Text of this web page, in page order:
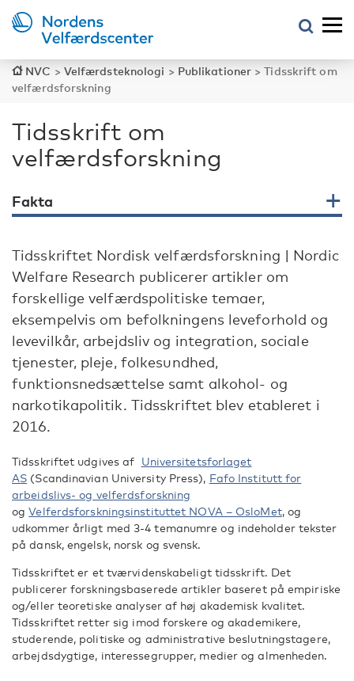
NVC > Velfærdsteknologi > Publikationer >Tidsskrift om
velfærdsforskning
Tidsskrift om
velfærdsforskning
Fakta
Tidsskriftet Nordisk velfærdsforskning | Nordic
Welfare Research publicerer artikler om
forskellige velfærdspolitiske temaer,
eksempelvis om befolkningens leveforhold og
levevilkår, arbejdsliv og integration, sociale
tjenester, pleje, folkesundhed,
funktionsnedsættelse samt alkohol- og
narkotikapolitik. Tidsskriftet blev etableret i
2016.
Tidsskriftet udgives af Universitetsforlaget
AS (Scandinavian University Press), Fafo Institutt for
arbeidslivs- og velferdsforskning
ogVelferdsforskningsinstituttet NOVA – OsloMet, og
udkommer årligt med 3-4 temanumre og indeholder tekster
på dansk, engelsk, norsk og svensk.
Tidsskriftet er et tværvidenskabeligt tidsskrift. Det
publicerer forskningsbaserede artikler baseret på empiriske
og/eller teoretiske analyser af høj akademisk kvalitet.
Tidsskriftet retter sig imod forskere og akademikere,
studerende, politiske og administrative beslutningstagere,
arbejdsdygtige, interessegrupper, medier og almenheden.